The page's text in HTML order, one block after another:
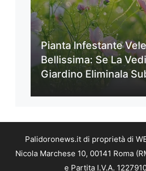
Pianta Infestante
Bellissima: Se La
Giardino Eliminala
Palidoronews.it di proprietà di
Nicola Marchese 10, 00141 Roma
e Partita I.V.A.